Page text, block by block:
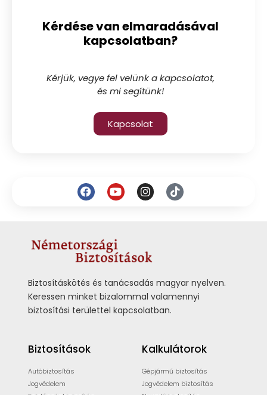
Kérdése van elmaradásával
kapcsolatban?
Kérjük, vegye fel velünk a kapcsolatot,
és mi segítünk!
Kapcsolat
Biztosításkötés és tanácsadás magyar nyelven.
Keressen minket bizalommal valamennyi
biztosítási területtel kapcsolatban.
Biztosítások
Autóbiztosítás
Jogvédelem
Kalkulátorok
Gépjármű biztosítás
Jogvédelem biztosítás